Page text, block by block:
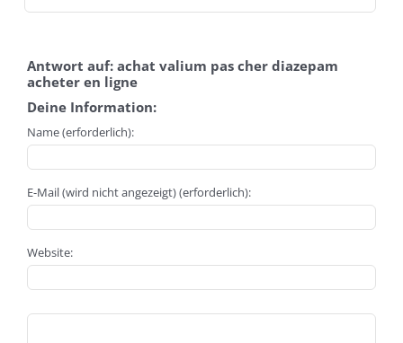
Antwort auf: achat valium pas cher diazepam
acheter en ligne
Deine Information:
Name (erforderlich):
E-Mail (wird nicht angezeigt) (erforderlich):
Website: